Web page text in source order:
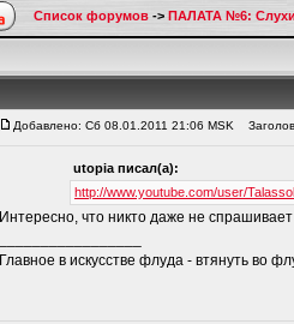
Список форумов -> ПАЛАТА №6:
Добавлено: Сб 08.01.2011 21:06 MSK
utopiа писал(а):
http://www.youtube.com/user/
Интересно, что никто даже не
Главное в искусстве флуда - втянуть во